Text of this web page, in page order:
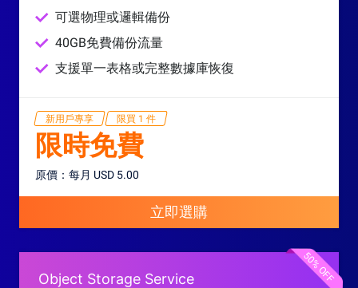
可選物理或邏輯備份
40GB免費備份流量
支援單一表格或完整數據庫恢復
新用戶專享 限買 1 件
限時免費
原價：每月 USD 5.00
立即選購
Object Storage Service 50% OFF